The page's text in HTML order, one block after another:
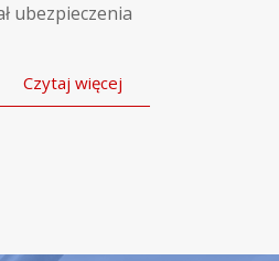
ubezpieczenia
Czytaj więcej